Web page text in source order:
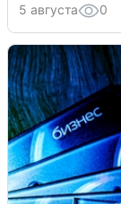
5 августа 0